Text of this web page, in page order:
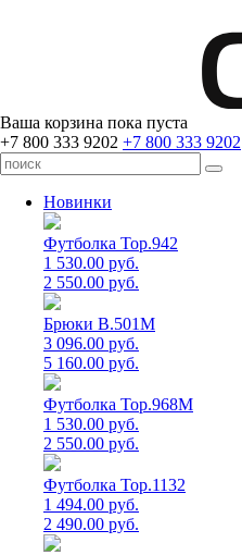
Ваша корзина пока пуста
+7 800 333 9202 +7 800 333 9202
Новинки
Футболка Top.942
1 530.00 руб.
2 550.00 руб.
Брюки B.501M
3 096.00 руб.
5 160.00 руб.
Футболка Top.968M
1 530.00 руб.
2 550.00 руб.
Футболка Top.1132
1 494.00 руб.
2 490.00 руб.